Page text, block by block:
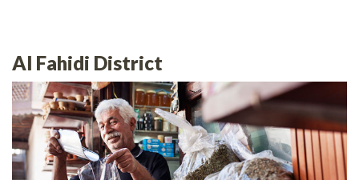
Al Fahidi District